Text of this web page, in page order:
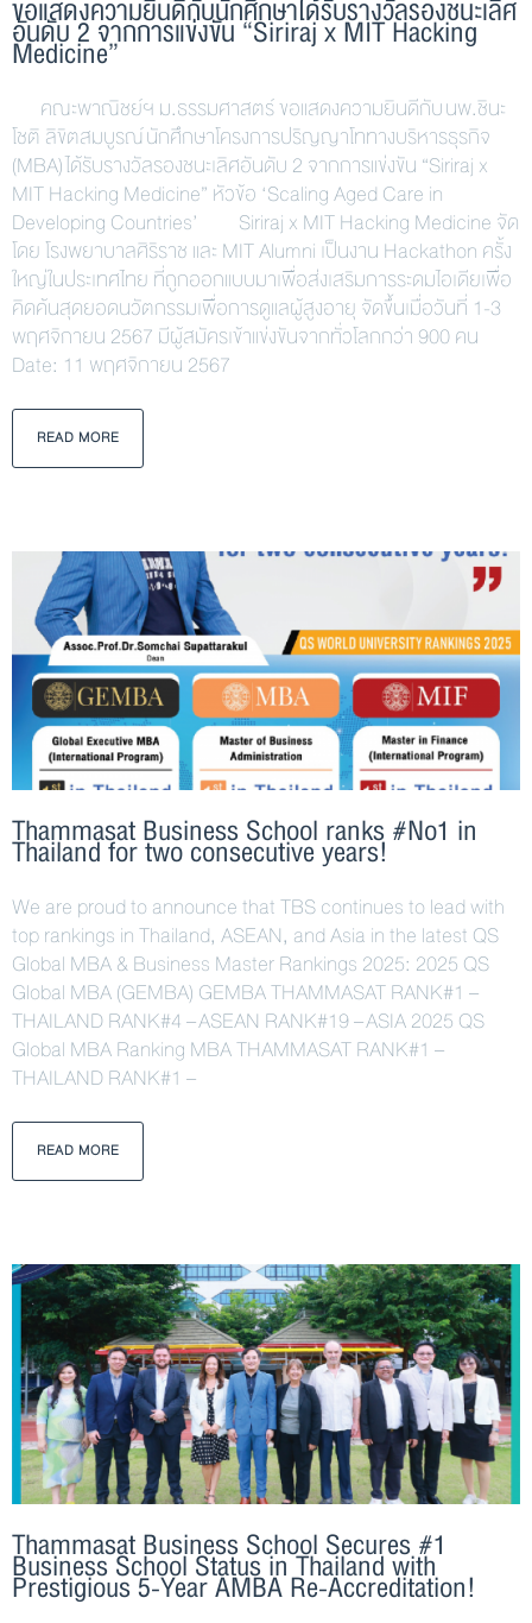
ขอแสดงความยินดีกับนักศึกษาได้รับรางวัลรองชนะเลิศ
อันดับ 2 จากการแข่งขัน “Siriraj x MIT Hacking
Medicine”
คณะพาณิชย์ฯ ม.ธรรมศาสตร์ ขอแสดงความยินดีกับ นพ.ชินะ
โชติ ลิขิตสมบูรณ์ นักศึกษาโครงการปริญญาโททางบริหารธุรกิจ
(MBA) ได้รับรางวัลรองชนะเลิศอันดับ 2 จากการแข่งขัน “Siriraj x
MIT Hacking Medicine” หัวข้อ ‘Scaling Aged Care in
Developing Countries’ Siriraj x MIT Hacking Medicine จัด
โดย โรงพยาบาลศิริราช และ MIT Alumni เป็นงาน Hackathon ครั้ง
ใหญ่ในประเทศไทย ที่ถูกออกแบบมาเพื่อส่งเสริมการระดมไอเดียเพื่อ
คิดค้นสุดยอดนวัตกรรมเพื่อการดูแลผู้สูงอายุ จัดขึ้นเมื่อวันที่ 1-3
พฤศจิกายน 2567 มีผู้สมัครเข้าแข่งขันจากทั่วโลกกว่า 900 คน
Date: 11 พฤศจิกายน 2567
READ MORE
Thammasat Business School ranks #No1 in
Thailand for two consecutive years!
We are proud to announce that TBS continues to lead with
top rankings in Thailand, ASEAN, and Asia in the latest QS
Global MBA & Business Master Rankings 2025: 2025 QS
Global MBA (GEMBA) GEMBA THAMMASAT RANK#1 –
THAILAND RANK#4 – ASEAN RANK#19 – ASIA 2025 QS
Global MBA Ranking MBA THAMMASAT RANK#1 –
THAILAND RANK#1 –
READ MORE
Thammasat Business School Secures #1
Business School Status in Thailand with
Prestigious 5-Year AMBA Re-Accreditation!